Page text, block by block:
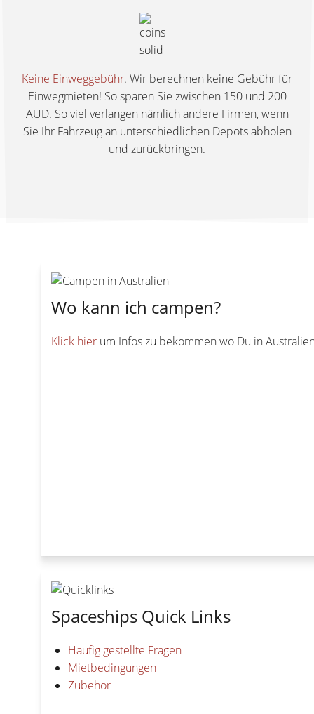
Keine Einweggebühr. Wir berechnen keine Gebühr für
Einwegmieten! So sparen Sie zwischen 150 und 200
AUD. So viel verlangen nämlich andere Firmen, wenn
Sie Ihr Fahrzeug an unterschiedlichen Depots abholen
und zurückbringen.
Wo kann ich campen?
Klick hier um Infos zu bekommen wo Du in
Spaceships Quick Links
Häufig gestellte Fragen
Mietbedingungen
Zubehör